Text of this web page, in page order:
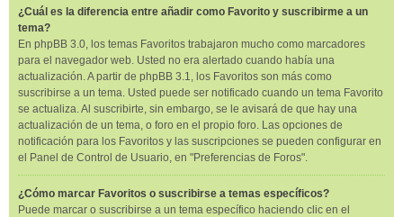
¿Cuál es la diferencia entre añadir como Favorito y suscribirme a un
tema?
En phpBB 3.0, los temas Favoritos trabajaron mucho como marcadores
para el navegador web. Usted no era alertado cuando había una
actualización. A partir de phpBB 3.1, los Favoritos son más como
suscribirse a un tema. Usted puede ser notificado cuando un tema Favorito
se actualiza. Al suscribirte, sin embargo, se le avisará de que hay una
actualización de un tema, o foro en el propio foro. Las opciones de
notificación para los Favoritos y las suscripciones se pueden configurar en
el Panel de Control de Usuario, en "Preferencias de Foros".
¿Cómo marcar Favoritos o suscribirse a temas específicos?
Puede marcar o suscribirse a un tema específico haciendo clic en el